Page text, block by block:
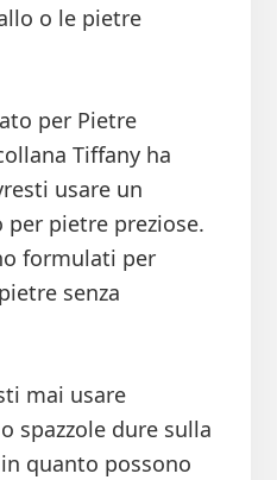
o le pietre
per Pietre
Tiffany ha
usare un
pietre preziose.
formulati per
senza
mai usare
spazzole dure sulla
quanto possono